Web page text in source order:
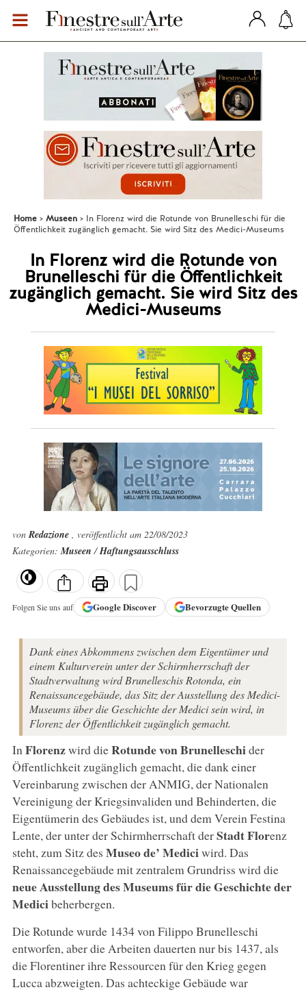
Home Museen
In Florenz wird die Rotunde von Brunelleschi für die
Öffentlichkeit zugänglich gemacht. Sie wird Sitz des Medici-Museums
In Florenz wird die Rotunde von
Brunelleschi für die Öffentlichkeit
zugänglich gemacht. Sie wird Sitz des
Medici-Museums
vonRedazione , veröffentlicht am 22/08/2023
Kategorien:Museen/Haftungsausschluss
Folgen Sie uns auf GoogleDiscover Bevorzugte Quellen
Dank eines Abkommens zwischen dem Eigentümer und
einem Kulturverein unter der Schirmherrschaft der
Stadtverwaltung wird Brunelleschis Rotonda, ein
Renaissancegebäude, das Sitz der Ausstellung des Medici-
Museums über die Geschichte der Medici sein wird, in
Florenz der Öffentlichkeit zugänglich gemacht.
In Florenzwird dieRotunde von Brunelleschider
Öffentlichkeit zugänglich gemacht, die dank einer
Vereinbarung zwischen der ANMIG, der Nationalen
Vereinigung der Kriegsinvaliden und Behinderten, die
Eigentümerin des Gebäudes ist, und dem Verein Festina
Lente, der unter der Schirmherrschaft derStadt Florenz
steht, zum Sitz des Museo de’ Mediciwird. Das
Renaissancegebäude mit zentralem Grundriss wird die
neue Ausstellung des Museums für die Geschichte der
Medicibeherbergen.
Die Rotunde wurde 1434 von Filippo Brunelleschi
entworfen, aber die Arbeiten dauerten nur bis 1437, als
die Florentiner ihre Ressourcen für den Krieg gegen
Lucca abzweigten. Das achteckige Gebäude war